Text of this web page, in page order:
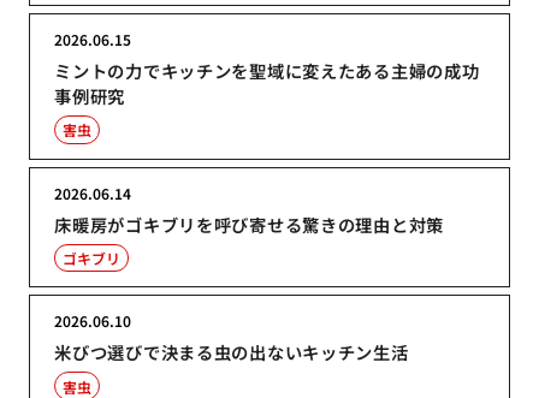
ミントの力でキッチンを聖域に変えたある主婦の成功
事例研究
2026.06.15
害虫
床暖房がゴキブリを呼び寄せる驚きの理由と対策
2026.06.14
ゴキブリ
米びつ選びで決まる虫の出ないキッチン生活
2026.06.10
害虫